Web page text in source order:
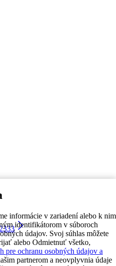
informácie v zariadení alebo k nim
identifikátorom v súboroch
údajov. Svoj súhlas môžete
alebo Odmietnuť všetko,
pre ochranu osobných údajov a
partnerom a neovplyvnia údaje